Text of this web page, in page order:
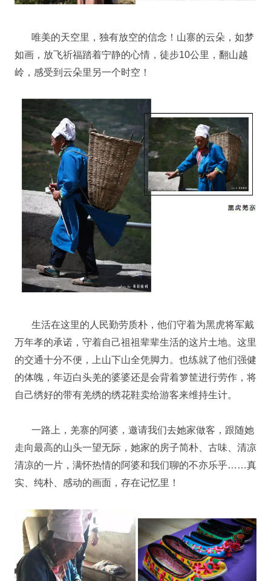
唯美的天空里，独有放空的信念！山寨的云朵，如梦
如画，放飞祈福踏着宁静的心情，徒步10公里，翻山越
岭，感受到云朵里另一个时空！
生活在这里的人民勤劳质朴，他们守着为黑虎将军戴
万年孝的承诺，守着自己祖祖辈辈生活的这片土地。这里
的交通十分不便，上山下山全凭脚力。也练就了他们强健
的体魄，年迈白头羌的婆婆还是会背着箩筐进行劳作，将
自己绣好的带有羌绣的绣花鞋卖给游客来维持生计。
一路上，羌寨的阿婆，邀请我们去她家做客，跟随她
走向最高的山头一望无际，她家的房子简朴、古味、清凉
清凉的一片，满怀热情的阿婆和我们聊的不亦乐乎……真
实、纯朴、感动的画面，存在记忆里！